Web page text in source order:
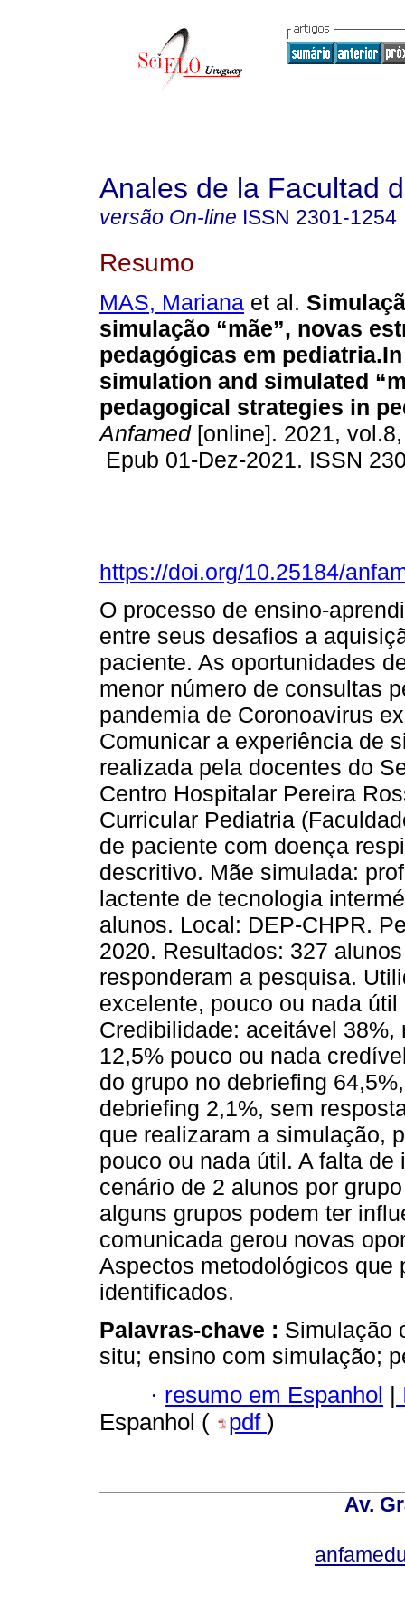
Anales de la Facultad
versão On-line ISSN 2301-1254
Resumo
MAS, Mariana et al.
simulação “mãe”, novas
pedagógicas em
simulation and simulated
pedagogical strategies in
Anfamed[online]. 2021,
Epub 01-Dez-2021. ISSN
https://doi.org/10.25184/
O processo de ensino-
entre seus desafios a
paciente. As oportunidades
menor número de consultas
pandemia de Coronoavirus
Comunicar a experiência de
realizada pela docentes do
Centro Hospitalar Pereira
Curricular Pediatria
de paciente com doença
descritivo. Mãe simulada:
lactente de tecnologia
alunos. Local: DEP-CHPR.
2020. Resultados: 327
responderam a pesquisa.
excelente, pouco ou nada
Credibilidade: aceitável
12,5% pouco ou nada
do grupo no debriefing
debriefing 2,1%, sem
que realizaram a simulação,
pouco ou nada útil. A falta
cenário de 2 alunos por
alguns grupos podem ter
comunicada gerou novas
Aspectos metodológicos que
identificados.
Palavras-chave : Simulação
situ; ensino com simulação;
· resumo em Espanhol |
Espanhol (
pdf )
Av.